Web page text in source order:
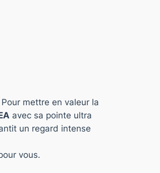
mettre en valeur la
avec sa pointe ultra
un regard intense
vous.